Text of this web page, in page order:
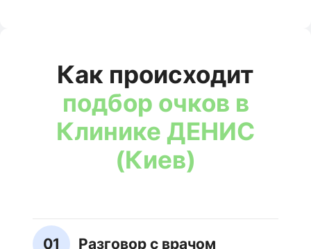
Как происходит
подбор очков в
Клинике ДЕНИС
(Киев)
01 Разговор с врачом